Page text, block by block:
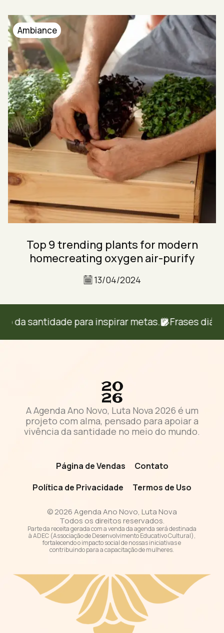
Ambiance
Top 9 trending plants for modern
homecreating oxygen air-purify
13/04/2024
santidade para inspirar metas. Frases diárias
A Agenda Ano Novo, Luta Nova 2026 é um
projeto com alma, pensado para apoiar a
vivência da santidade no meio do mundo.
Página de Vendas
Contato
Política de Privacidade
Termos de Uso
© 2026 Agenda Ano Novo, Luta Nova
Todos os direitos reservados.
Parte da receita gerada com a venda da agenda será destinada
à ADEC (Associação de Desenvolvimento Educativo Cultural),
fortalecendo o impacto social de nossas iniciativas e
contribuindo para a capacitação de mulheres.